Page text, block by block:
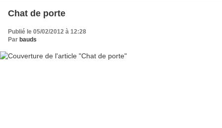
Chat de porte
Publié le 05/02/2012 à 12:28
Par bauds